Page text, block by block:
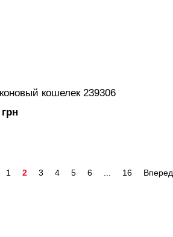
кошелек 239306
1 2 3 4 5 6 16 Вперед